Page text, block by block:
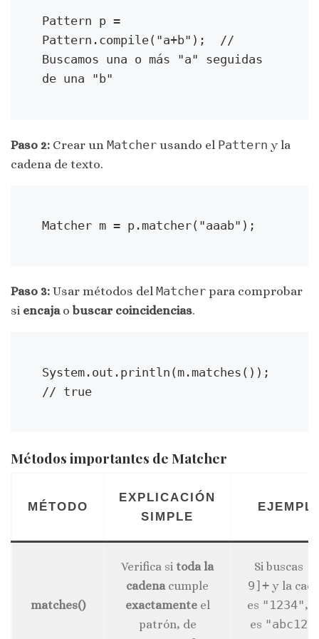
Pattern p =
Pattern.compile("a+b");  //
Buscamos una o más "a" seguidas
de una "b"
Paso 2: Crear un Matcher usando el Pattern y la
cadena de texto.
Matcher m = p.matcher("aaab");
Paso 3: Usar métodos del Matcher para comprobar
si encajaobuscar coincidencias.
System.out.println(m.matches());
// true
Métodos importantes de Matcher
MÉTODO
EXPLICACIÓN
SIMPLE
matches()
Verifica si toda la
cadenacumple
exactamenteel
patrón, de
Si buscas
9]+ y la
es "1234",
es